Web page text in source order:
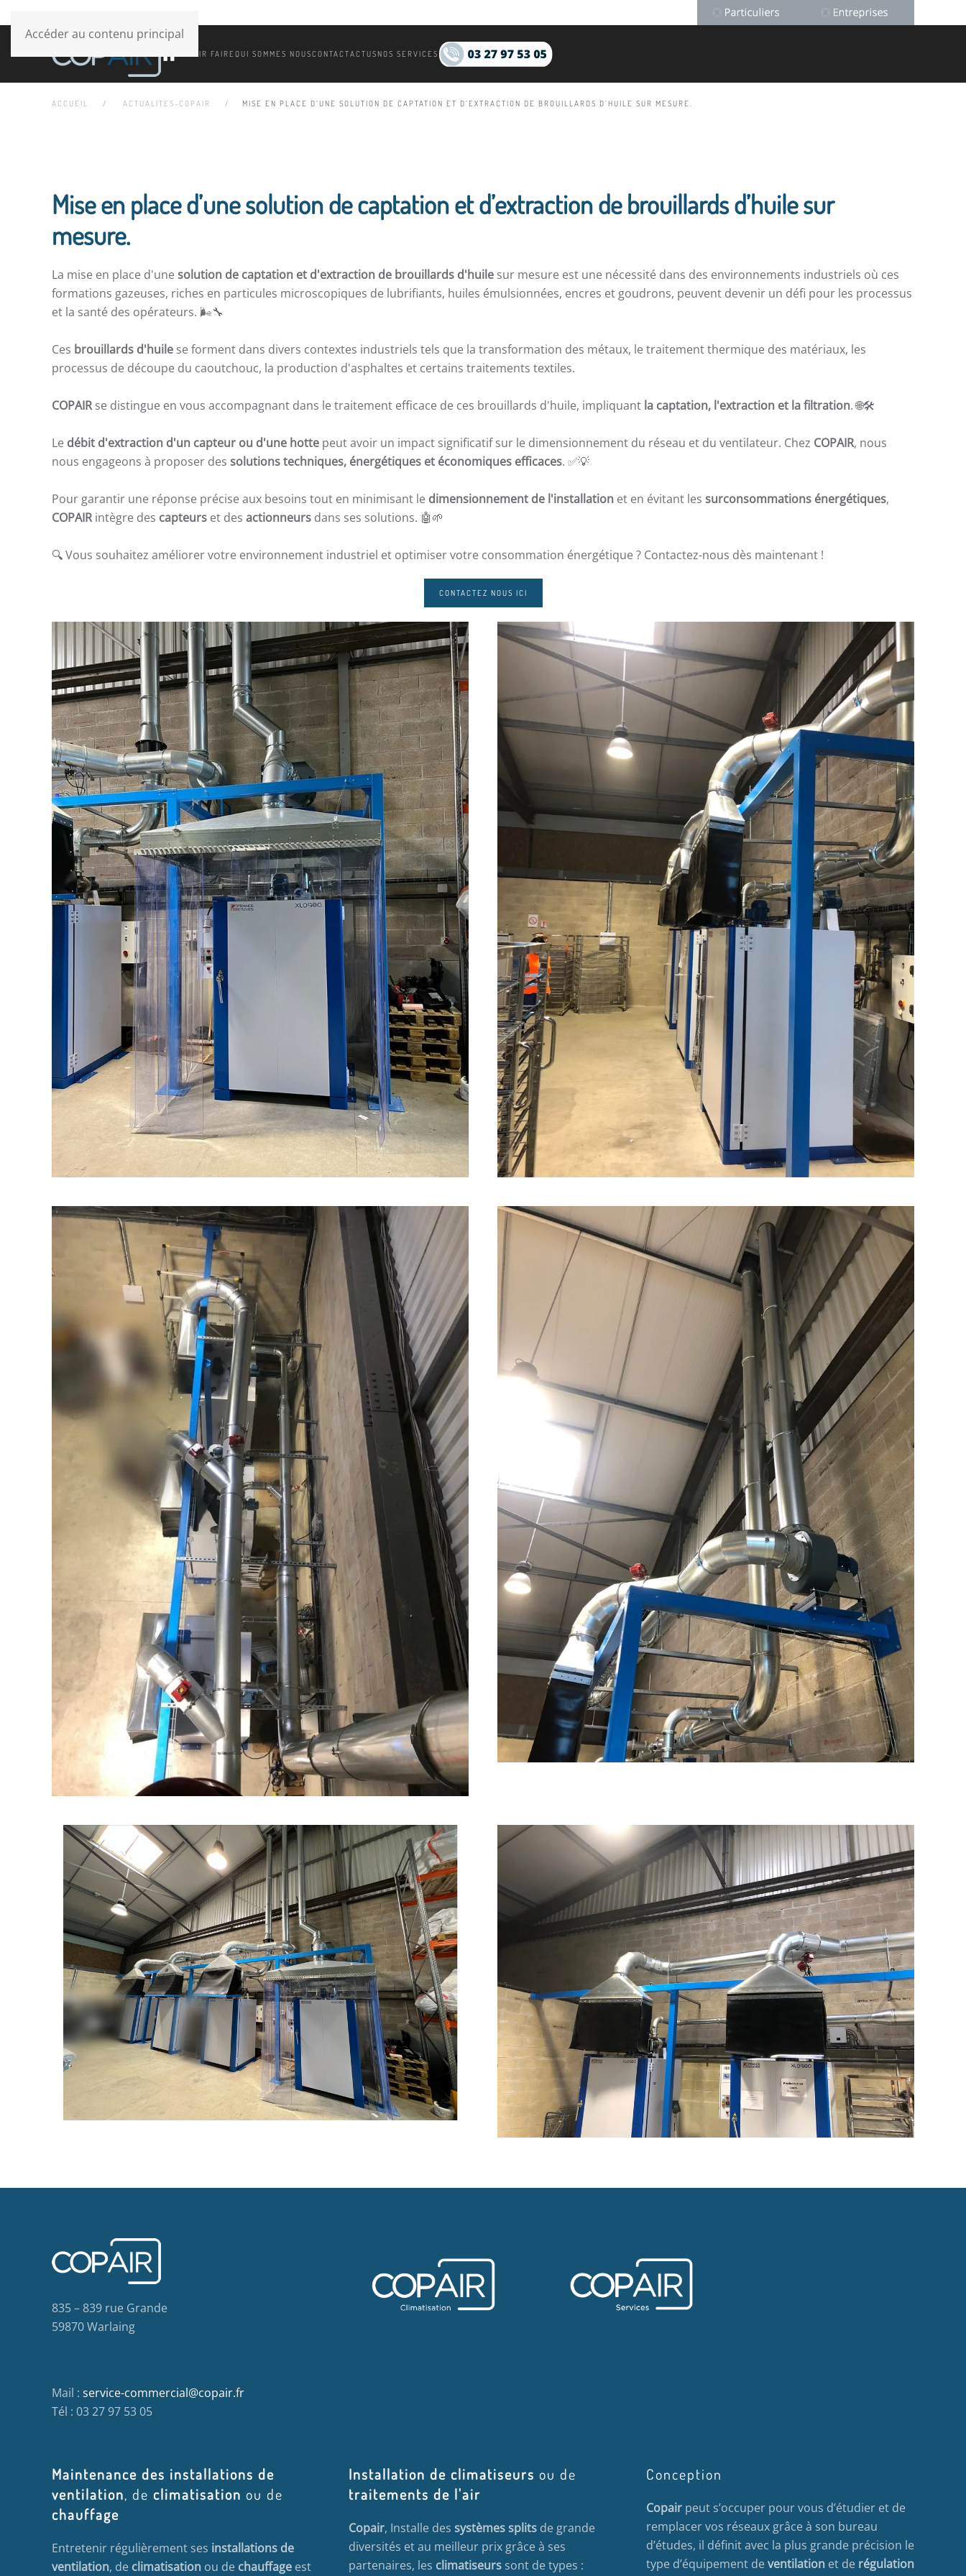
Accéder au contenu principal
SAVOIR FAIREQUI SOMMES NOUSCONTACTACTUS NOS SERVICES
ACCUEIL ACTUALITES-COPAIR MISE EN PLACE D’UNE SOLUTION DE CAPTATION ET D’EXTRACTION DE BROUILLARDS D’HUILE SUR MESURE.
Mise en place d’une solution de captation et d’extraction de brouillards d’huile sur
mesure.
La mise en place d'une solution de captation et d'extraction de brouillards d'huile sur mesure est une nécessité dans des environnements industriels où ces
formations gazeuses, riches en particules microscopiques de lubrifiants, huiles émulsionnées, encres et goudrons, peuvent devenir un défi pour les processus
et la santé des opérateurs. 🌬️🔧
Ces brouillards d'huile se forment dans divers contextes industriels tels que la transformation des métaux, le traitement thermique des matériaux, les
processus de découpe du caoutchouc, la production d'asphaltes et certains traitements textiles.
COPAIRse distingue en vous accompagnant dans le traitement efficace de ces brouillards d'huile, impliquant la captation, l'extraction et la filtration. 🌐🛠️
Le débit d'extraction d'un capteur ou d'une hotte peut avoir un impact significatif sur le dimensionnement du réseau et du ventilateur. Chez COPAIR, nous
nous engageons à proposer des solutions techniques, énergétiques et économiques efficaces. ✅💡
Pour garantir une réponse précise aux besoins tout en minimisant le dimensionnement de l'installation et en évitant les surconsommations énergétiques,
COPAIRintègre des capteurs et des actionneurs dans ses solutions. 🤖🌱
🔍 Vous souhaitez améliorer votre environnement industriel et optimiser votre consommation énergétique ? Contactez-nous dès maintenant !
CONTACTEZ NOUS ICI
835 – 839 rue Grande
59870 Warlaing
Mail : service-commercial@copair.fr
Tél : 03 27 97 53 05
Maintenance des installations de
ventilation, de climatisation ou de
chauffage
Entretenir régulièrement ses installations de
ventilation, de climatisation ou de chauffage est
Installation de climatiseurs ou de
traitements de l'air
Copair, Installe des systèmes splits de grande
diversités et au meilleur prix grâce à ses
partenaires, les climatiseurs sont de types :
Conception
Copairpeut s’occuper pour vous d’étudier et de
remplacer vos réseaux grâce à son bureau
d’études, il définit avec la plus grande précision le
type d’équipement deventilationet de régulation